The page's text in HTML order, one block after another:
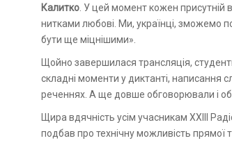
Калитко. У цей момент кожен присутній
нитками любові. Ми, українці, зможемо
бути ще міцнішими».
Щойно завершилася трансляція,
складні моменти у диктанті, написання
реченнях. А ще довше обговорювали і
Щира вдячність усім учасникам ХХІІІ
подбав про технічну можливість прямої